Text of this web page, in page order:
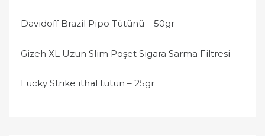
Davidoff Brazil Pipo Tütünü – 50gr
Gizeh XL Uzun Slim Poşet Sigara Sarma Filtresi
Lucky Strike ithal tütün – 25gr